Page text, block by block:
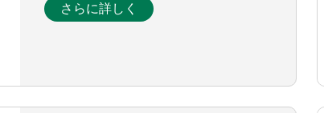
さらに詳しく